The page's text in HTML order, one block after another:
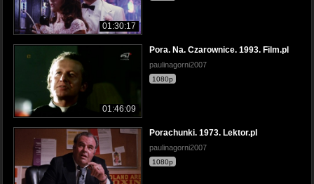
01:30:17
01:46:09
Pora. Na. Czarownice. 1993. Film.pl
paulinagorni2007
1080p
Porachunki. 1973. Lektor.pl
paulinagorni2007
1080p